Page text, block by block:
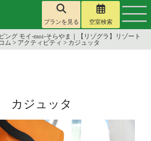
プランを見る 空室検索
ング モイ-moi-そらやま｜【リゾグラ】リゾート
ム > アクティビティ > カジュッタ
カジュッタ